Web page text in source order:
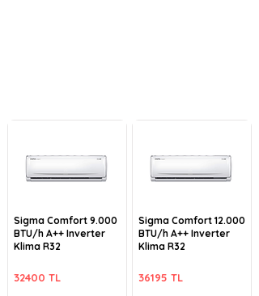
Sigma Comfort 9.000
BTU/h A++ Inverter
Klima R32
32400 TL
Sigma Comfort 12.000
BTU/h A++ Inverter
Klima R32
36195 TL